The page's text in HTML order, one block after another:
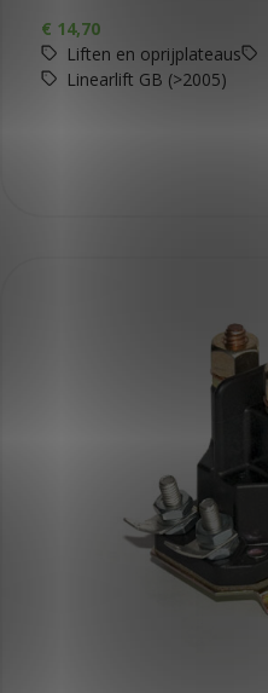
€ 14,70
Liften en oprijplateaus
Linearlift GB (>2005)